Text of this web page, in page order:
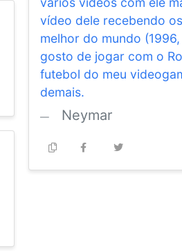
vídeo dele recebendo
melhor do mundo
gosto de jogar com o
futebol do meu
demais.
Neymar